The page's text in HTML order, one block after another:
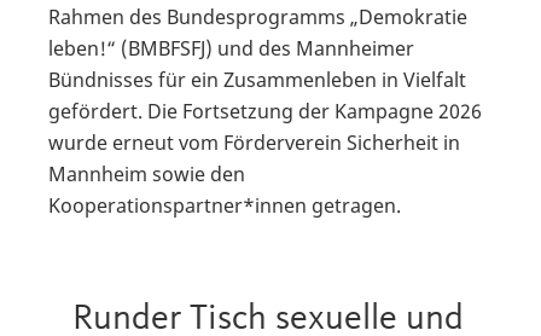
Rahmen des Bundesprogramms „Demokratie
leben!“ (BMBFSFJ) und des Mannheimer
Bündnisses für ein Zusammenleben in Vielfalt
gefördert. Die Fortsetzung der Kampagne 2026
wurde erneut vom Förderverein Sicherheit in
Mannheim sowie den
Kooperationspartner*innen getragen.
Runder Tisch sexuelle und